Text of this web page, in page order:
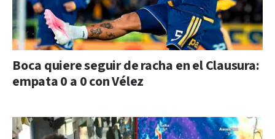
Boca quiere seguir de racha en el Clausura:
empata 0 a 0 con Vélez